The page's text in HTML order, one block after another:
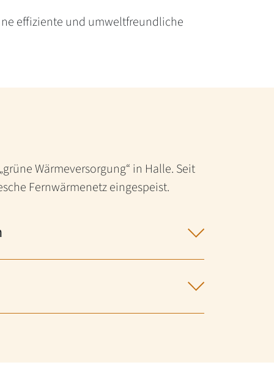
effiziente und umweltfreundliche
Wärmeversorgung“ in Halle. Seit
Fernwärmenetz eingespeist.